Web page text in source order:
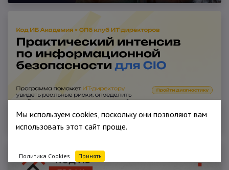
Мы используем cookies, поскольку они позволяют вам
использовать этот сайт проще.
Политика Cookies Принять